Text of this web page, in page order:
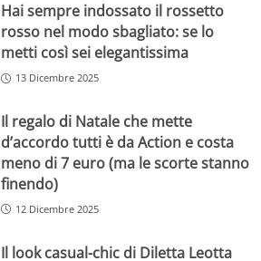
Hai sempre indossato il rossetto
rosso nel modo sbagliato: se lo
metti così sei elegantissima
13 Dicembre 2025
Il regalo di Natale che mette
d’accordo tutti è da Action e costa
meno di 7 euro (ma le scorte stanno
finendo)
12 Dicembre 2025
Il look casual-chic di Diletta Leotta